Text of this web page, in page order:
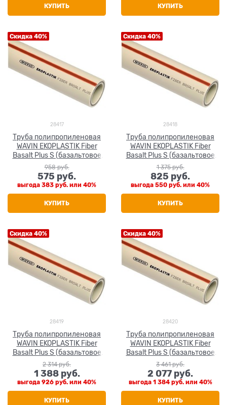
КУПИТЬ КУПИТЬ
Скидка 40%
28417
Труба полипропиленовая
WAVIN EKOPLASTIK Fiber
Basalt Plus S (базальтовое
волокно) 32x4.4
958 руб.
575 руб.
выгода 383 руб. или 40%
КУПИТЬ
Скидка 40%
28418
Труба полипропиленовая
WAVIN EKOPLASTIK Fiber
Basalt Plus S (базальтовое
волокно) 40x5.5
1 375 руб.
825 руб.
выгода 550 руб. или 40%
КУПИТЬ
Скидка 40%
28419
Труба полипропиленовая
WAVIN EKOPLASTIK Fiber
Basalt Plus S (базальтовое
волокно) 50x6.9
2 314 руб.
1 388 руб.
выгода 926 руб. или 40%
КУПИТЬ
Скидка 40%
28420
Труба полипропиленовая
WAVIN EKOPLASTIK Fiber
Basalt Plus S (базальтовое
волокно) 63x8.6
3 461 руб.
2 077 руб.
выгода 1 384 руб.или 40%
КУПИТЬ